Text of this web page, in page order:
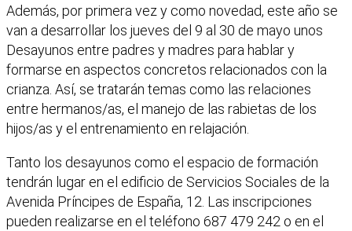
Además, por primera vez y como novedad, este año se
van a desarrollar los jueves del 9 al 30 de mayo unos
Desayunos entre padres y madres para hablar y
formarse en aspectos concretos relacionados con la
crianza. Así, se tratarán temas como las relaciones
entre hermanos/as, el manejo de las rabietas de los
hijos/as y el entrenamiento en relajación.
Tanto los desayunos como el espacio de formación
tendrán lugar en el edificio de Servicios Sociales de la
Avenida Príncipes de España, 12. Las inscripciones
pueden realizarse en el teléfono 687 479 242 o en el